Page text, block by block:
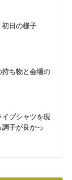
日の様子
ち物と会場の
イブシャツを現
子が良かっ